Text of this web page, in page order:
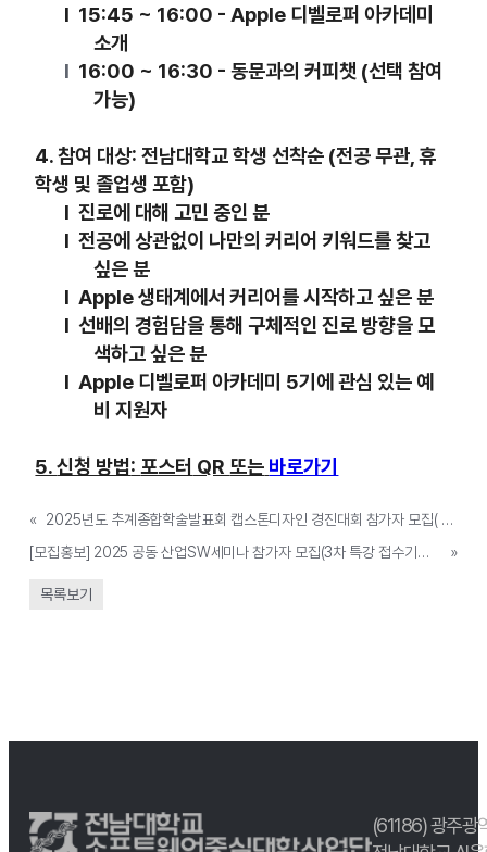
l 15:45 ~ 16:00 - Apple 디벨로퍼 아카데미
소개
l 16:00 ~ 16:30 -동문과의 커피챗 (선택 참여
가능)
4.참여 대상:전남대학교 학생 선착순 (전공 무관,휴
학생 및 졸업생 포함)
l 진로에 대해 고민 중인 분
l 전공에 상관없이 나만의 커리어 키워드를찾고
싶은분
l Apple생태계에서 커리어를 시작하고 싶은 분
l 선배의 경험담을 통해 구체적인 진로 방향을 모
색하고 싶은 분
l Apple 디벨로퍼 아카데미 5기에 관심 있는 예
비 지원자
5.신청 방법:포스터 QR또는 바로가기
«
2025년도 추계종합학술발표회 캡스톤디자인 경진대회 참가자 모집( ~ 10/15(수))
[모집홍보] 2025 공동 산업SW세미나 참가자 모집(3차 특강 접수기간: 10.22.(수) ~ 10.28.(화)15시까지)
»
목록보기
(61186) 광주광